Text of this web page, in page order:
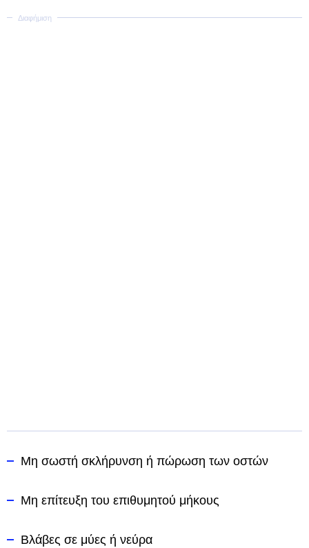
Μη σωστή σκλήρυνση ή πώρωση των οστών
Μη επίτευξη του επιθυμητού μήκους
Βλάβες σε μύες ή νεύρα